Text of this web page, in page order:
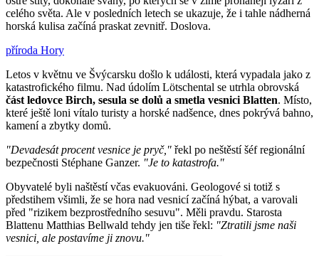
celého světa. Ale v posledních letech se ukazuje, že i tahle nádherná
horská kulisa začíná praskat zevnitř. Doslova.
příroda Hory
Letos v květnu ve Švýcarsku došlo k události, která vypadala jako z
katastrofického filmu. Nad údolím Lötschental se utrhla obrovská
část ledovce Birch, sesula se dolů a smetla vesnici Blatten. Místo,
které ještě loni vítalo turisty a horské nadšence, dnes pokrývá bahno,
kamení a zbytky domů.
"Devadesát procent vesnice je pryč," řekl po neštěstí šéf regionální
bezpečnosti Stéphane Ganzer. "Je to katastrofa."
Obyvatelé byli naštěstí včas evakuováni. Geologové si totiž s
předstihem všimli, že se hora nad vesnicí začíná hýbat, a varovali
před "rizikem bezprostředního sesuvu". Měli pravdu. Starosta
Blattenu Matthias Bellwald tehdy jen tiše řekl: "Ztratili jsme naši
vesnici, ale postavíme ji znovu."